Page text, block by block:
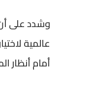
عالمية
أمام أنظار